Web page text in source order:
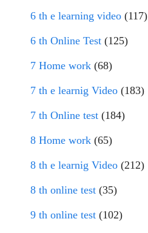
6 th e learning video (117)
6 th Online Test (125)
7 Home work (68)
7 th e learnig Video (183)
7 th Online test (184)
8 Home work (65)
8 th e learnig Video (212)
8 th online test (35)
9 th online test (102)